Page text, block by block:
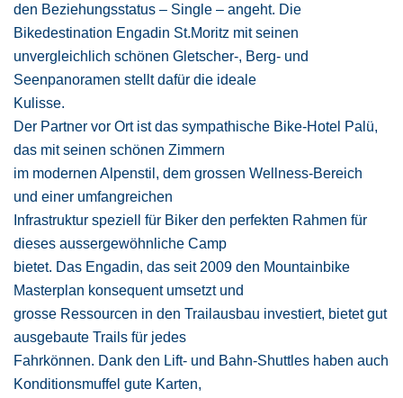
den Beziehungsstatus – Single – angeht. Die
Bikedestination Engadin St.Moritz mit seinen
unvergleichlich schönen Gletscher-, Berg- und
Seenpanoramen stellt dafür die ideale
Kulisse.
Der Partner vor Ort ist das sympathische Bike-Hotel Palü,
das mit seinen schönen Zimmern
im modernen Alpenstil, dem grossen Wellness-Bereich
und einer umfangreichen
Infrastruktur speziell für Biker den perfekten Rahmen für
dieses aussergewöhnliche Camp
bietet. Das Engadin, das seit 2009 den Mountainbike
Masterplan konsequent umsetzt und
grosse Ressourcen in den Trailausbau investiert, bietet gut
ausgebaute Trails für jedes
Fahrkönnen. Dank den Lift- und Bahn-Shuttles haben auch
Konditionsmuffel gute Karten,